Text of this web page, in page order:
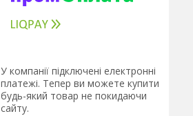
У компанії підключені електронні
платежі. Тепер ви можете купити
будь-який товар не покидаючи
сайту.